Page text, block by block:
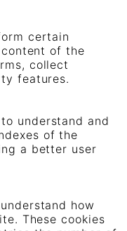
certain
of the
collect
features.
understand and
of the
a better user
how
These cookies